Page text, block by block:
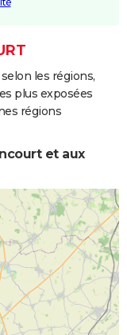
les régions,
plus exposées
régions
et aux